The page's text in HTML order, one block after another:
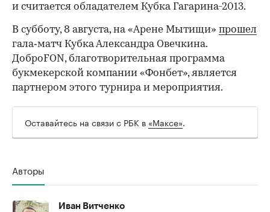
и считается обладателем Кубка Гагарина-2013.
В субботу, 8 августа, на «Арене Мытищи» прошел
гала‑матч Кубка Александра Овечкина.
ДоброFON, благотворительная программа
букмекерской компании «Фонбет», является
партнером этого турнира и мероприятия.
Оставайтесь на связи с РБК в «Максе».
Авторы
Иван Витченко